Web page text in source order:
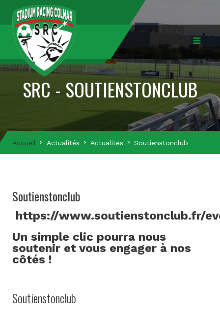
SRC - SOUTIENSTONCLUB
Accueil Actualités Actualités Soutienstonclub
Soutienstonclub
https://www.soutienstonclub.fr/
Un simple clic pourra nous
soutenir et vous engager à nos
côtés !
Soutienstonclub